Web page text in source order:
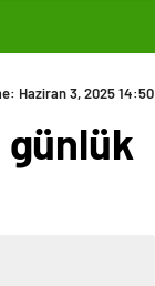
Haziran 3, 2025 14:50
günlük